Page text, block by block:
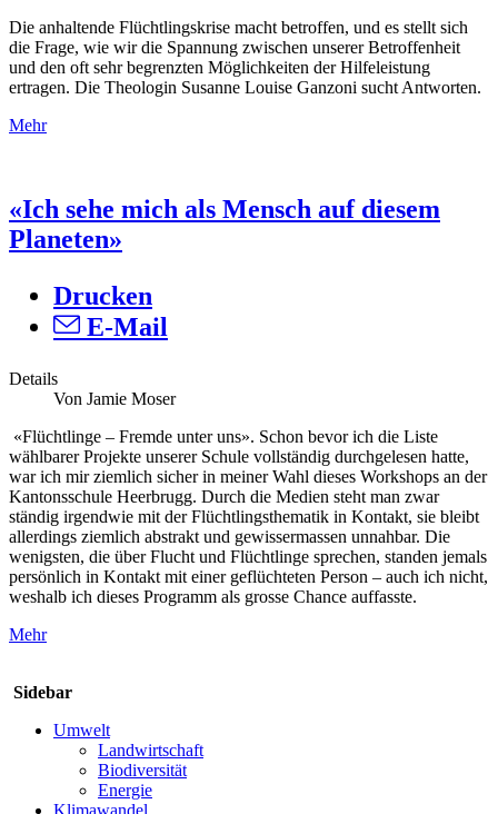
Die anhaltende Flüchtlingskrise macht betroffen, und es stellt sich
die Frage, wie wir die Spannung zwischen unserer Betroffenheit
und den oft sehr begrenzten Möglichkeiten der Hilfeleistung
ertragen. Die Theologin Susanne Louise Ganzoni sucht Antworten.
Mehr
«Ich sehe mich als Mensch auf diesem
Planeten»
Drucken
E-Mail
Details
Von Jamie Moser
«Flüchtlinge – Fremde unter uns». Schon bevor ich die Liste
wählbarer Projekte unserer Schule vollständig durchgelesen hatte,
war ich mir ziemlich sicher in meiner Wahl dieses Workshops an der
Kantonsschule Heerbrugg. Durch die Medien steht man zwar
ständig irgendwie mit der Flüchtlingsthematik in Kontakt, sie bleibt
allerdings ziemlich abstrakt und gewissermassen unnahbar. Die
wenigsten, die über Flucht und Flüchtlinge sprechen, standen jemals
persönlich in Kontakt mit einer geflüchteten Person – auch ich nicht,
weshalb ich dieses Programm als grosse Chance auffasste.
Mehr
Sidebar
Umwelt
Landwirtschaft
Biodiversität
Energie